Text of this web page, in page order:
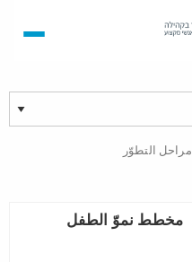
مراحل التطوّر
مخطط نموّ الطفل